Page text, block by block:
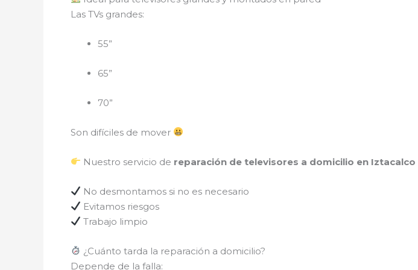
Las TVs grandes:
55”
65”
70”
Son difíciles de mover
Nuestro servicio de reparación de televisores a domicilio en Iztacalco
No desmontamos si no es necesario
Evitamos riesgos
Trabajo limpio
¿Cuánto tarda la reparación a domicilio?
Depende de la falla: